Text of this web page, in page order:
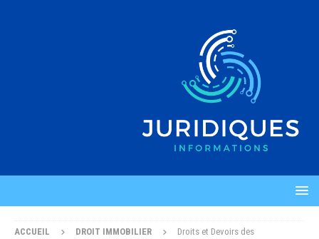
ACCUEIL DROIT IMMOBILIER
Droits et Devoirs des